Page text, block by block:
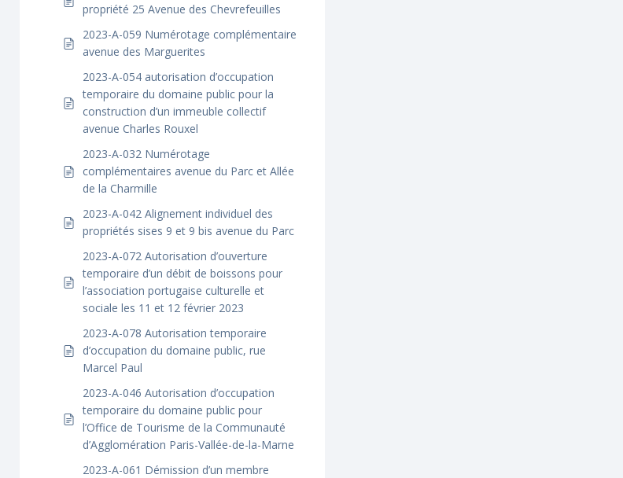
propriété 25 Avenue des Chevrefeuilles
2023-A-059 Numérotage complémentaire
avenue des Marguerites
2023-A-054 autorisation d’occupation
temporaire du domaine public pour la
construction d’un immeuble collectif
avenue Charles Rouxel
2023-A-032 Numérotage
complémentaires avenue du Parc et Allée
de la Charmille
2023-A-042 Alignement individuel des
propriétés sises 9 et 9 bis avenue du Parc
2023-A-072 Autorisation d’ouverture
temporaire d’un débit de boissons pour
l’association portugaise culturelle et
sociale les 11 et 12 février 2023
2023-A-078 Autorisation temporaire
d’occupation du domaine public, rue
Marcel Paul
2023-A-046 Autorisation d’occupation
temporaire du domaine public pour
l’Office de Tourisme de la Communauté
d’Agglomération Paris-Vallée-de-la-Marne
2023-A-061 Démission d’un membre